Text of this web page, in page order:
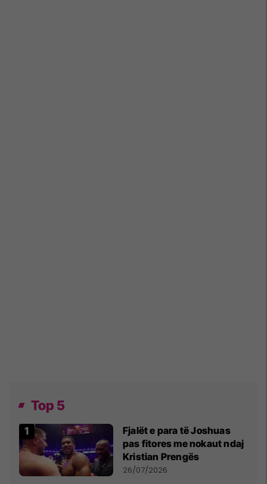
Top 5
Fjalët e para të Joshuas
pas fitores me nokaut ndaj
Kristian Prengës
26/07/2026